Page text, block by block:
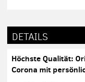
DETAILS
Höchste Qualität:
Corona mit